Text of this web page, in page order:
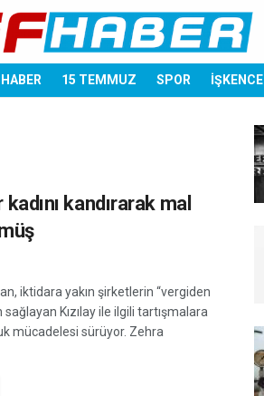
15 TEMMUZ SPOR İŞKENCE
kadını kandırarak mal
iktidara yakın şirketlerin “vergiden
sağlayan Kızılay ile ilgili tartışmalara
mücadelesi sürüyor. Zehra